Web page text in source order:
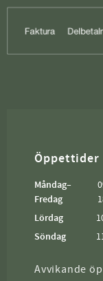
Öppettider
Måndag–
Fredag
Lördag
Söndag
Avvikande